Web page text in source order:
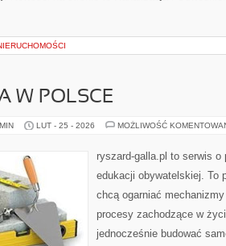
W POLSCE
LUT - 25 - 2026 MOŻLIWOŚĆ
ryszard-galla.pl to serwis
edukacji obywatelskiej. To
chcą ogarniać
procesy zachodzące w
jednocześnie budować